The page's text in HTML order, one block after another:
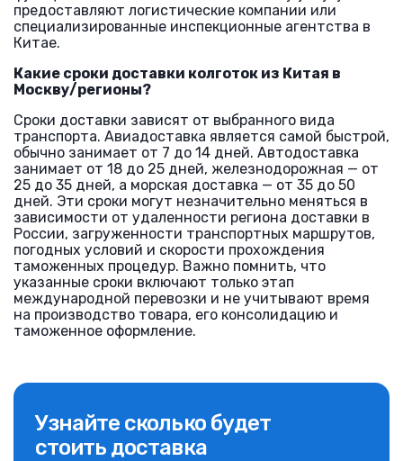
предоставляют логистические компании или
специализированные инспекционные агентства в
Китае.
Какие сроки доставки колготок из Китая в
Москву/регионы?
Сроки доставки зависят от выбранного вида
транспорта. Авиадоставка является самой быстрой,
обычно занимает от 7 до 14 дней. Автодоставка
занимает от 18 до 25 дней, железнодорожная — от
25 до 35 дней, а морская доставка — от 35 до 50
дней. Эти сроки могут незначительно меняться в
зависимости от удаленности региона доставки в
России, загруженности транспортных маршрутов,
погодных условий и скорости прохождения
таможенных процедур. Важно помнить, что
указанные сроки включают только этап
международной перевозки и не учитывают время
на производство товара, его консолидацию и
таможенное оформление.
Узнайте сколько будет
стоить доставка